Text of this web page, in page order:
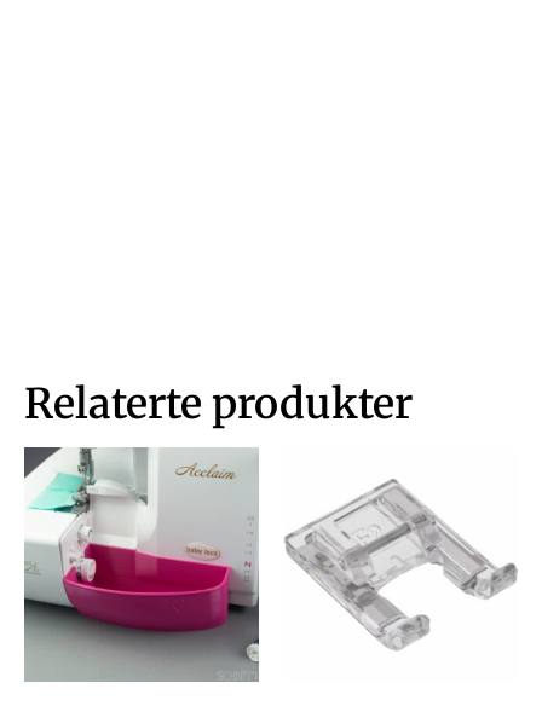
Relaterte produkter